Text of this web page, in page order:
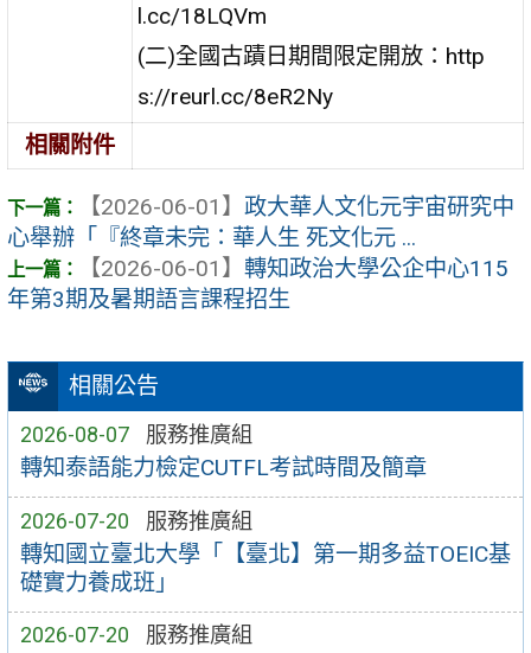
相關公告
2026-08-07 服務推廣組
轉知泰語能力檢定CUTFL考試時間及簡章
2026-07-20 服務推廣組
轉知國立臺北大學「【臺北】第一期多益TOEIC基
礎實力養成班」
2026-07-20 服務推廣組
l.cc/18LQVm
(二)全國古蹟日期間限定開放：http
s://reurl.cc/8eR2Ny
相關附件
【2026-06-01】 政大華人文化元宇宙研究中
心舉辦「『終章未完：華人生 死文化元 ...
【2026-06-01】 轉知政治大學公企中心115
年第3期及暑期語言課程招生